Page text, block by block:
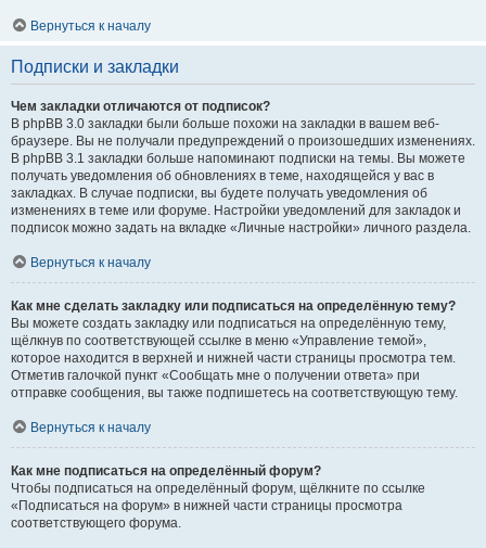
Вернуться к началу
Подписки и закладки
Чем закладки отличаются от подписок?
В phpBB 3.0 закладки были больше похожи на закладки в вашем веб-
браузере. Вы не получали предупреждений о произошедших изменениях.
В phpBB 3.1 закладки больше напоминают подписки на темы. Вы можете
получать уведомления об обновлениях в теме, находящейся у вас в
закладках. В случае подписки, вы будете получать уведомления об
изменениях в теме или форуме. Настройки уведомлений для закладок и
подписок можно задать на вкладке «Личные настройки» личного раздела.
Вернуться к началу
Как мне сделать закладку или подписаться на определённую тему?
Вы можете создать закладку или подписаться на определённую тему,
щёлкнув по соответствующей ссылке в меню «Управление темой»,
которое находится в верхней и нижней части страницы просмотра тем.
Отметив галочкой пункт «Сообщать мне о получении ответа» при
отправке сообщения, вы также подпишетесь на соответствующую тему.
Вернуться к началу
Как мне подписаться на определённый форум?
Чтобы подписаться на определённый форум, щёлкните по ссылке
«Подписаться на форум» в нижней части страницы просмотра
соответствующего форума.